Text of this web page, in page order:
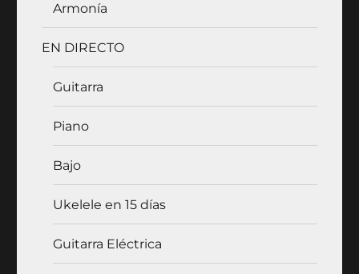
Armonía
EN DIRECTO
Guitarra
Piano
Bajo
Ukelele en 15 días
Guitarra Eléctrica